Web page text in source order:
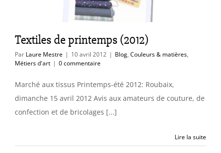
Textiles de printemps (2012)
Par Laure Mestre | 10 avril 2012 | Blog, Couleurs & matières,
Métiers d'art | 0 commentaire
Marché aux tissus Printemps-été 2012: Roubaix,
dimanche 15 avril 2012 Avis aux amateurs de couture, de
confection et de bricolages [...]
Lire la suite